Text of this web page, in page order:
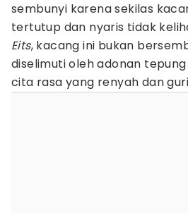
sembunyi karena sekilas
tertutup dan nyaris tidak
Eits, kacang ini bukan
diselimuti oleh adonan
cita rasa yang renyah dan